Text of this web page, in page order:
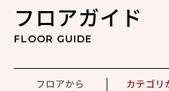
フロアガイド
FLOOR GUIDE
フロアから
カテゴリ